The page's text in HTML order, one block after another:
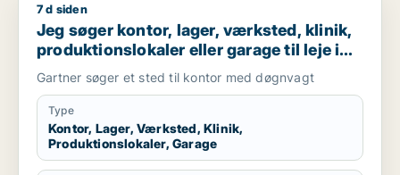
Jeg søger kontor, lager, værksted, klinik,
7 d siden
Jeg søger kontor, lager, værksted, klinik,
produktionslokaler eller garage til leje i
Holbæk
Gartner søger et sted til kontor med døgnvagt
Type
Kontor, Lager, Værksted, Klinik,
Produktionslokaler, Garage